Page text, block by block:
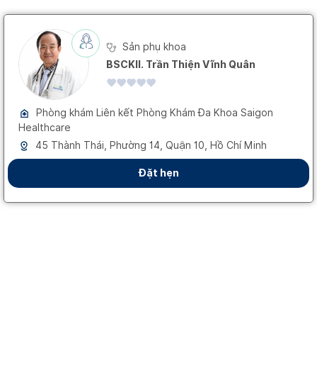
Sản phụ khoa
BSCKII. Trần Thiện Vĩnh Quân
Phòng khám Liên kết Phòng Khám Đa Khoa Saigon
Healthcare
45 Thành Thái, Phường 14, Quận 10, Hồ Chí Minh
Đặt hẹn